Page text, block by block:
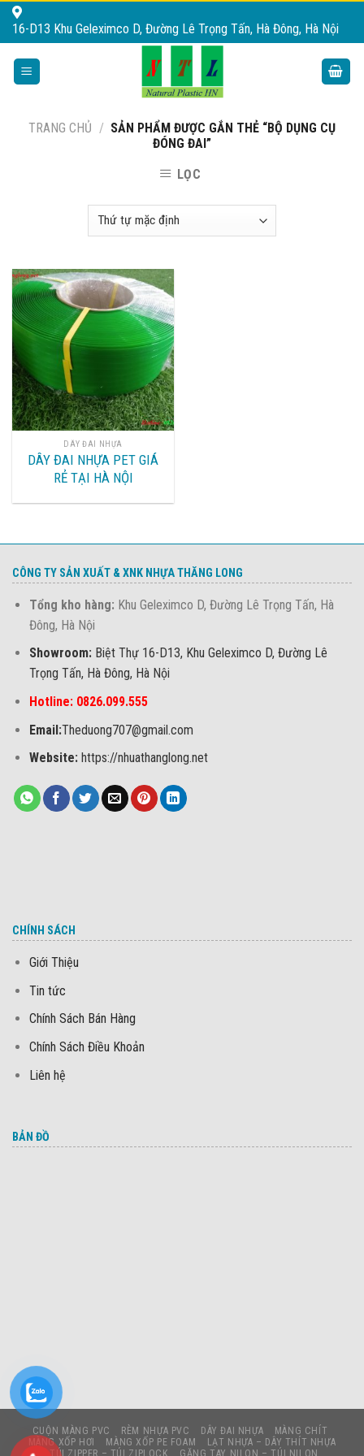
Skip
16-D13 Khu Geleximco D, Đường Lê Trọng Tấn, Hà Đông, Hà Nội
TRANG CHỦ / SẢN PHẨM ĐƯỢC GẮN THẺ “BỘ DỤNG CỤ
ĐÓNG ĐAI”
LỌC
DÂY ĐAI NHỰA
DÂY ĐAI NHỰA PET GIÁ
RẺ TẠI HÀ NỘI
CÔNG TY SẢN XUẤT & XNK NHỰA THĂNG LONG
Tổng kho hàng: Khu Geleximco D, Đường Lê Trọng Tấn, Hà
Đông, Hà Nội
Showroom: Biệt Thự 16-D13, Khu Geleximco D, Đường Lê
Trọng Tấn, Hà Đông, Hà Nội
Hotline: 0826.099.555
Email:Theduong707@gmail.com
Website:https://nhuathanglong.net
CHÍNH SÁCH
Giới Thiệu
Tin tức
Chính Sách Bán Hàng
Chính Sách Điều Khoản
Liên hệ
BẢN ĐỒ
CUỘN MÀNG PVC RÈM NHỰA PVC DÂY ĐAI NHỰA
MÀNG CHÍT
MÀNG XỐP HƠI
MÀNG XỐP PE FOAM
LẠT NHỰA – DÂY THÍT NHỰA
TÚI ZIPPER – TÚI ZIPLOCK
GĂNG TAY NILON – TÚI NILON